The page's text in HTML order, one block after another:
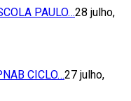
PAULO…28 julho,
CICLO…27 julho,